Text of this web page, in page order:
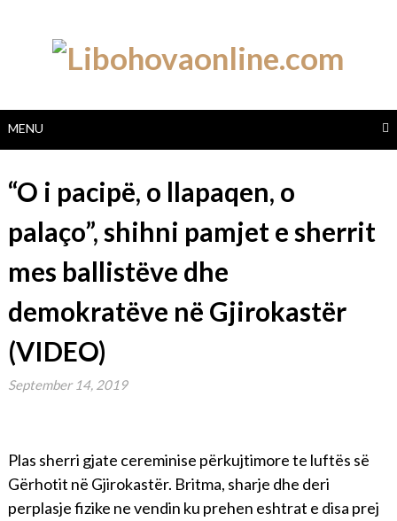
MENU
“O i pacipë, o llapaqen, o
palaço”, shihni pamjet e sherrit
mes ballistëve dhe
demokratëve në Gjirokastër
(VIDEO)
September 14, 2019
Plas sherri gjate cereminise përkujtimore te luftës së
Gërhotit në Gjirokastër. Britma, sharje dhe deri
perplasje fizike ne vendin ku prehen eshtrat e disa prej